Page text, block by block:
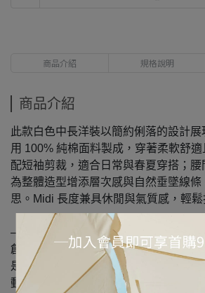
商品介紹 規格說明
商品介紹
此款白色中長洋裝以簡約俐落的設計
用 100% 純棉面料製成，穿著柔軟舒
配短袖剪裁，適合日常與春夏穿搭；腰
為整體造型增添層次感與自然垂墜線條
思。Midi 長度兼具休閒與氣質感，輕鬆
— 品牌介紹 —
創立於 1914 年，由法國設計師 Jean
是擁有百年歷史的經典時裝屋。2018
動，並由設計師 Guillaume Henry 注